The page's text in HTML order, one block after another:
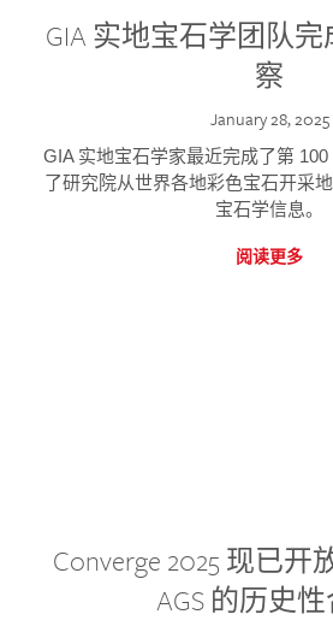
GIA 实地宝石学团队完
察
January 28, 2025
GIA 实地宝石学家最近完成了第
了研究院从世界各地彩色宝石开采
宝石学信息。
阅读更多
Converge 2025 现已开
AGS 的历史